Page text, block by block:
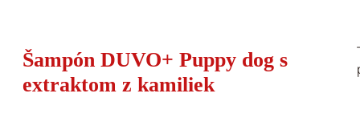
Šampón DUVO+ Puppy dog s
extraktom z kamiliek